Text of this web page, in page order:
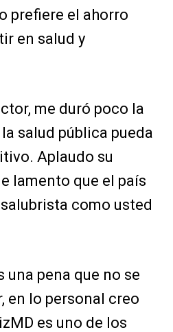
prefiere el ahorro
en salud y
me duró poco la
salud pública pueda
Aplaudo su
lamento que el país
como usted
una pena que no se
en lo personal creo
es uno de los